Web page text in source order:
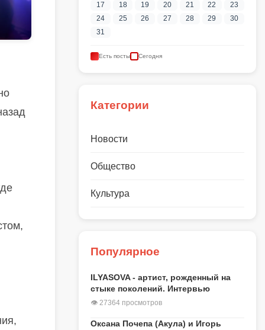
17
18 19 20 21 22
23
24
25 26 27 28 29
30
31
Есть посты Сегодня
Категории
Новости
Общество
Культура
Популярное
ILYASOVA - артист, рожденный на
стыке поколений. Интервью
👁 27364 просмотров
Оксана Почепа (Акула) и Игорь